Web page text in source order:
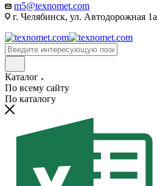
m5@texnomet.com
г. Челябинск, ул. Автодорожная 1а
Каталог
По всему сайту
По каталогу